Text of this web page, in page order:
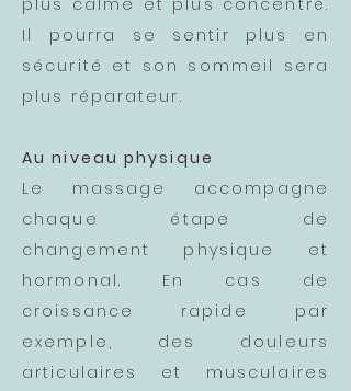
plus calme et plus concentré.
Il pourra se sentir plus en
sécurité et son sommeil sera
plus réparateur.
Au niveau physique
Le massage accompagne
chaque étape de
changement physique et
hormonal. En cas de
croissance rapide par
exemple, des douleurs
articulaires et musculaires